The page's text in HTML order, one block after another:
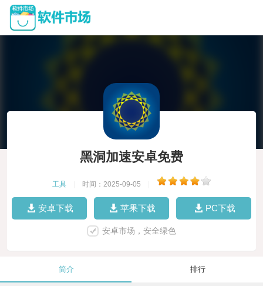
黑洞加速安卓免费
工具 时间：2025-09-05
安卓下载 苹果下载 PC下载
安卓市场，安全绿色
简介 排行